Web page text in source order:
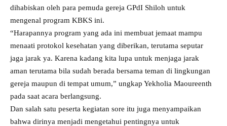
dihabiskan oleh para pemuda gereja GPdI Shiloh untuk
mengenal program KBKS ini.
“Harapannya program yang ada ini membuat jemaat mampu
menaati protokol kesehatan yang diberikan, terutama seputar
jaga jarak ya. Karena kadang kita lupa untuk menjaga jarak
aman terutama bila sudah berada bersama teman di lingkungan
gereja maupun di tempat umum,” ungkap Yekholia Maoureenth
pada saat acara berlangsung.
Dan salah satu peserta kegiatan sore itu juga menyampaikan
bahwa dirinya menjadi mengetahui pentingnya untuk